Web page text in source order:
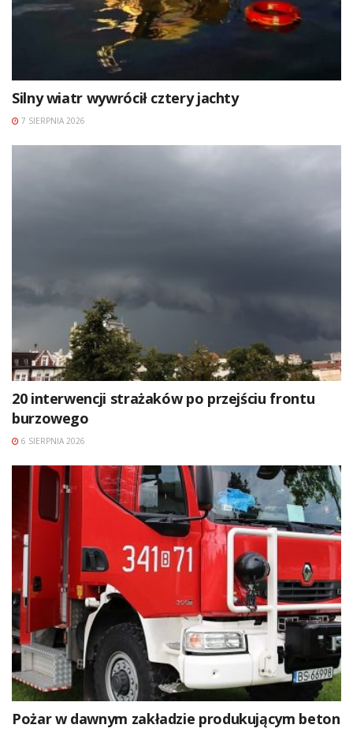
Silny wiatr wywrócił cztery jachty
7 SIERPNIA 2026
20 interwencji strażaków po przejściu frontu
burzowego
6 SIERPNIA 2026
Pożar w dawnym zakładzie produkującym beton